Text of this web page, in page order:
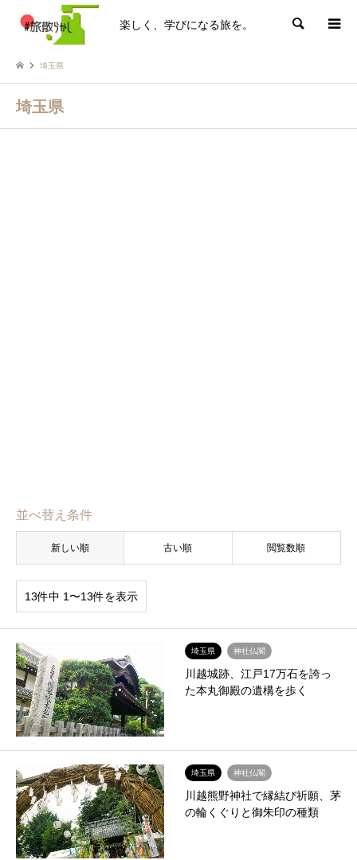
楽しく、学びになる旅を。 検索
埼玉県
埼玉県
並べ替え条件
新しい順 古い順 閲覧数順
13件中 1〜13件を表示
埼玉県 神社仏閣
川越城跡、江戸17万石を誇っ
た本丸御殿の遺構を歩く
埼玉県 神社仏閣
川越熊野神社で縁結び祈願、茅
の輪くぐりと御朱印の種類